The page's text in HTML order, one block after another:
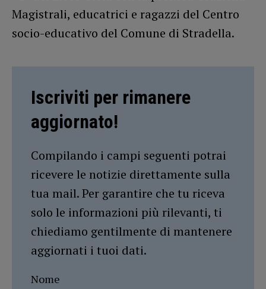
Magistrali, educatrici e ragazzi del Centro
socio-educativo del Comune di Stradella.
Iscriviti per rimanere
aggiornato!
Compilando i campi seguenti potrai
ricevere le notizie direttamente sulla
tua mail. Per garantire che tu riceva
solo le informazioni più rilevanti, ti
chiediamo gentilmente di mantenere
aggiornati i tuoi dati.
Nome